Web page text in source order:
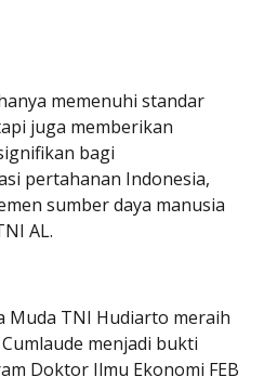
memenuhi standar
juga memberikan
bagi
pertahanan Indonesia,
sumber daya manusia
AL.
Muda TNI Hudiarto meraih
menjadi bukti
Doktor Ilmu Ekonomi FEB